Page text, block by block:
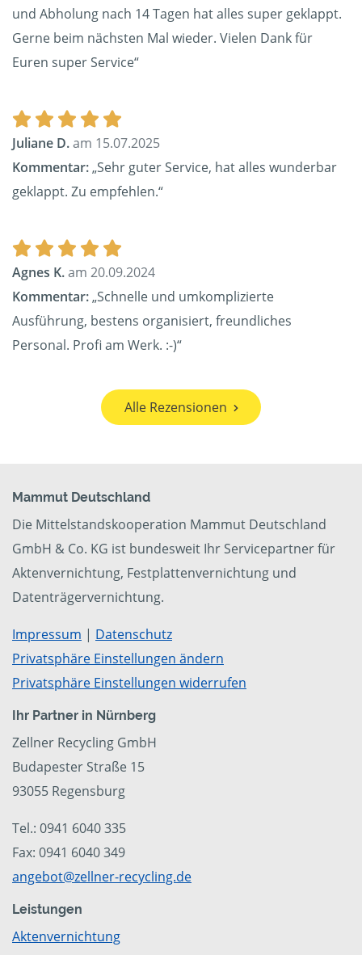
und Abholung nach 14 Tagen hat alles super geklappt.
Gerne beim nächsten Mal wieder. Vielen Dank für
Euren super Service“
Juliane D.am 15.07.2025
Kommentar:„Sehr guter Service, hat alles wunderbar
geklappt. Zu empfehlen.“
Agnes K.am 20.09.2024
Kommentar:„Schnelle und umkomplizierte
Ausführung, bestens organisiert, freundliches
Personal. Profi am Werk. :-)“
Alle Rezensionen
Mammut Deutschland
Die Mittelstandskooperation Mammut Deutschland
GmbH & Co. KG ist bundesweit Ihr Servicepartner für
Aktenvernichtung, Festplattenvernichtung und
Datenträgervernichtung.
Impressum | Datenschutz
Privatsphäre Einstellungen ändern
Privatsphäre Einstellungen widerrufen
Ihr Partner in Nürnberg
Zellner Recycling GmbH
Budapester Straße 15
93055 Regensburg
Tel.: 0941 6040 335
Fax: 0941 6040 349
angebot@zellner-recycling.de
Leistungen
Aktenvernichtung